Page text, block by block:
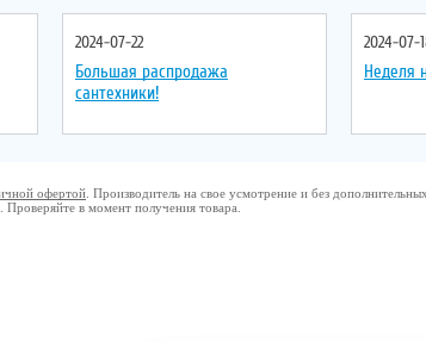
2024-07-22
Большая распродажа
сантехники!
2024-07-
Неделя
офертой . Производитель на свое усмотрение и без
в момент получения товара.